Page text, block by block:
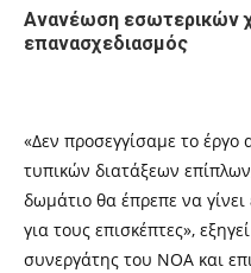
Ανανέωση εσωτερικών
επανασχεδιασμός
«Δεν προσεγγίσαμε το
τυπικών διατάξεων
δωμάτιο θα έπρεπε να γίνει
για τους επισκέπτες»,
συνεργάτης του NOA και